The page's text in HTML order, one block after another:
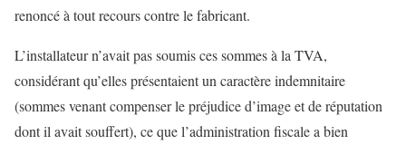
renoncé à tout recours contre le fabricant.
L’installateur n’avait pas soumis ces sommes à la TVA,
considérant qu’elles présentaient un caractère indemnitaire
(sommes venant compenser le préjudice d’image et de réputation
dont il avait souffert), ce que l’administration fiscale a bien